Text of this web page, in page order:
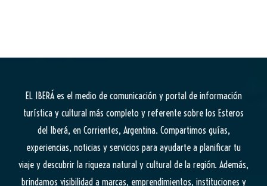
EL IBERÁes el medio de comunicación y portal de información
turística y cultural más completo y referente sobre los Esteros
del Iberá, en Corrientes, Argentina. Compartimos guías,
experiencias, noticias y servicios para ayudarte a planificar tu
viaje y descubrir la riqueza natural y cultural de la región. Además,
brindamos visibilidad a marcas, emprendimientos, instituciones y